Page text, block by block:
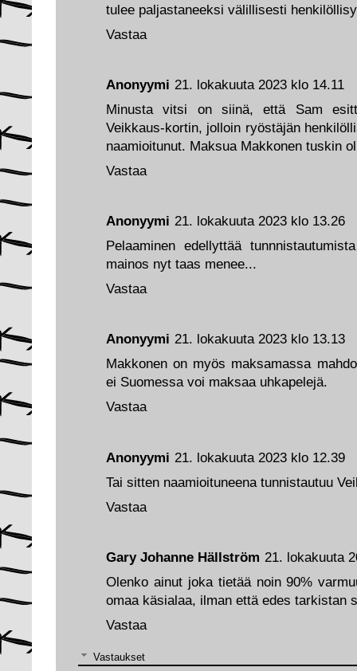
Gary Johanne Hällström 21. lokakuuta
Olenko ainut joka tietää noin 90%
omaa käsialaa, ilman että edes tarkistan
Vastaa
Vastaukset
Anonyymi 21. lokakuuta 2023 klo 12.39
Tai sitten naamioituneena tunnistautuu
Vastaa
Anonyymi 21. lokakuuta 2023 klo 13.13
Makkonen on myös maksamassa
ei Suomessa voi maksaa uhkapelejä.
Vastaa
Anonyymi 21. lokakuuta 2023 klo 13.26
Pelaaminen edellyttää
mainos nyt taas menee...
Vastaa
Anonyymi 21. lokakuuta 2023 klo 14.11
Minusta vitsi on siinä, että Sam
Veikkaus-kortin, jolloin ryöstäjän
naamioitunut. Maksua Makkonen tuskin
Vastaa
tulee paljastaneeksi välillisesti
Vastaa